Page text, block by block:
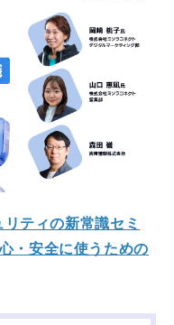
ティの新常識セミ
・安全に使うための